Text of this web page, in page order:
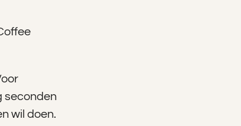
seconden
wil doen.